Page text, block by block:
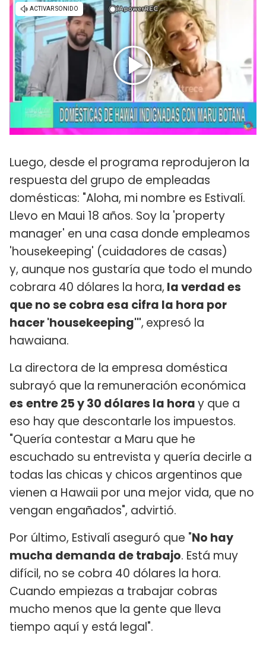
Luego, desde el programa reprodujeron la
respuesta del grupo de empleadas
domésticas: "Aloha, mi nombre es Estivalí.
Llevo en Maui 18 años. Soy la 'property
manager' en una casa donde empleamos
'housekeeping' (cuidadores de casas)
y, aunque nos gustaría que todo el mundo
cobrara 40 dólares la hora, la verdad es
que no se cobra esa cifra la hora por
hacer 'housekeeping'", expresó la
hawaiana.
La directora de la empresa doméstica
subrayó que la remuneración económica
es entre 25 y 30 dólares la horay que a
eso hay que descontarle los impuestos.
"Quería contestar a Maru que he
escuchado su entrevista y quería decirle a
todas las chicas y chicos argentinos que
vienen a Hawaii por una mejor vida, que no
vengan engañados", advirtió.
Por último, Estivalí aseguró que "No hay
mucha demanda de trabajo. Está muy
difícil, no se cobra 40 dólares la hora.
Cuando empiezas a trabajar cobras
mucho menos que la gente que lleva
tiempo aquí y está legal".